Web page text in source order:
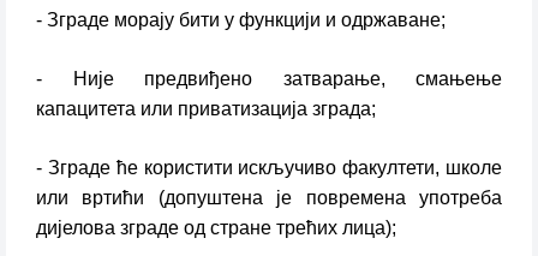
- Зграде морају бити у функцији и одржаване;
- Није предвиђено затварање, смањење
капацитета или приватизација зграда;
- Зграде ће користити искључиво факултети, школе
или вртићи (допуштена је повремена употреба
дијелова зграде од стране трећих лица);